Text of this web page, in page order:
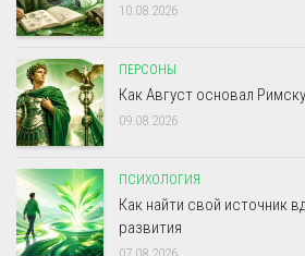
10.08.2026
ПЕРСОНЫ
Как Август основал
09.08.2026
ПСИХОЛОГИЯ
Как найти свой источник
развития